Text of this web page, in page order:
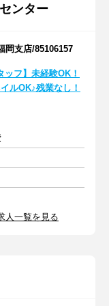
ンター
支店/85106157
ッフ】未経験OK！
ルOK♪残業なし！
人一覧を見る